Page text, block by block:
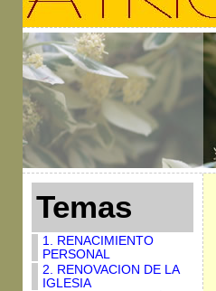
Temas
1. RENACIMIENTO
PERSONAL
2. RENOVACION DE LA
IGLESIA